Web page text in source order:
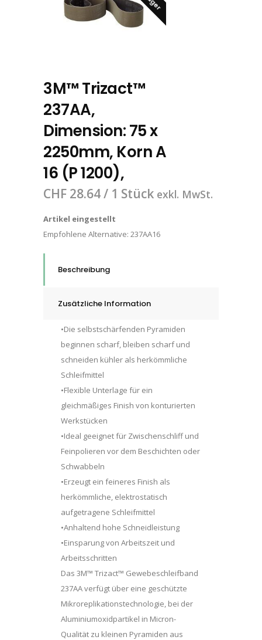
3M™ Trizact™
237AA,
Dimension: 75 x
2250mm, Korn A
16 (P 1200),
CHF 28.64/ 1 Stück exkl. MwSt.
Artikel eingestellt
Empfohlene Alternative: 237AA16
Beschreibung
Zusätzliche Information
•Die selbstschärfenden Pyramiden
beginnen scharf, bleiben scharf und
schneiden kühler als herkömmliche
Schleifmittel
•Flexible Unterlage für ein
gleichmäßiges Finish von konturierten
Werkstücken
•Ideal geeignet für Zwischenschliff und
Feinpolieren vor dem Beschichten oder
Schwabbeln
•Erzeugt ein feineres Finish als
herkömmliche, elektrostatisch
aufgetragene Schleifmittel
•Anhaltend hohe Schneidleistung
•Einsparung von Arbeitszeit und
Arbeitsschritten
Das 3M™ Trizact™ Gewebeschleifband
237AA verfügt über eine geschützte
Mikroreplikationstechnologie, bei der
Aluminiumoxidpartikel in Micron-
Qualität zu kleinen Pyramiden aus